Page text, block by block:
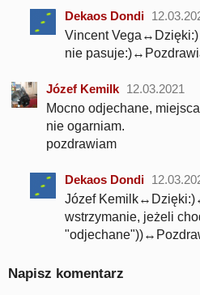
Dekaos Dondi
Vincent
nie
Józef Kemilk 12.03.2021
Mocno odjechane,
nie ogarniam.
pozdrawiam
Dekaos Dondi
Józef
wstrzymanie, jeżeli
Napisz komentarz